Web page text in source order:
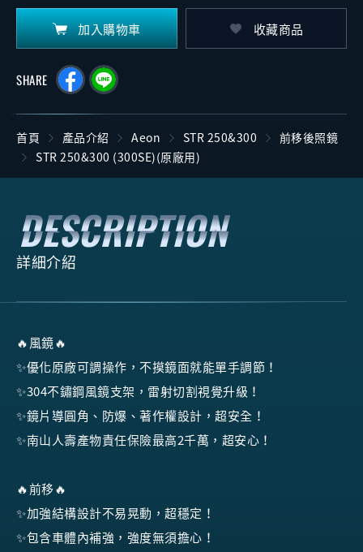
加入購物車 收藏商品
SHARE
首頁 產品介紹 Aeon STR 250&300
前移後照鏡
STR 250&300 (300SE)(原廠用)
詳細介紹
🔥風鏡🔥
✨優化原廠可調操作，不摸鏡面就能單手調節！
✨304不鏽鋼風鏡支架，雷射切割視覺升級！
✨鏡片導圓角、防爆、著作權設計，超安全！
✨南山人壽產物責任保險最高2千萬，超安心！
🔥前移🔥
✨加強結構設計不易晃動，超穩定！
✨包含車體內補強，強度無須擔心！